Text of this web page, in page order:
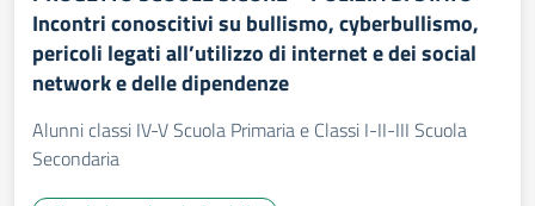
Incontri conoscitivi su bullismo, cyberbullismo,
pericoli legati all’utilizzo di internet e dei social
network e delle dipendenze
Alunni classi IV-V Scuola Primaria e Classi I-II-III Scuola
Secondaria